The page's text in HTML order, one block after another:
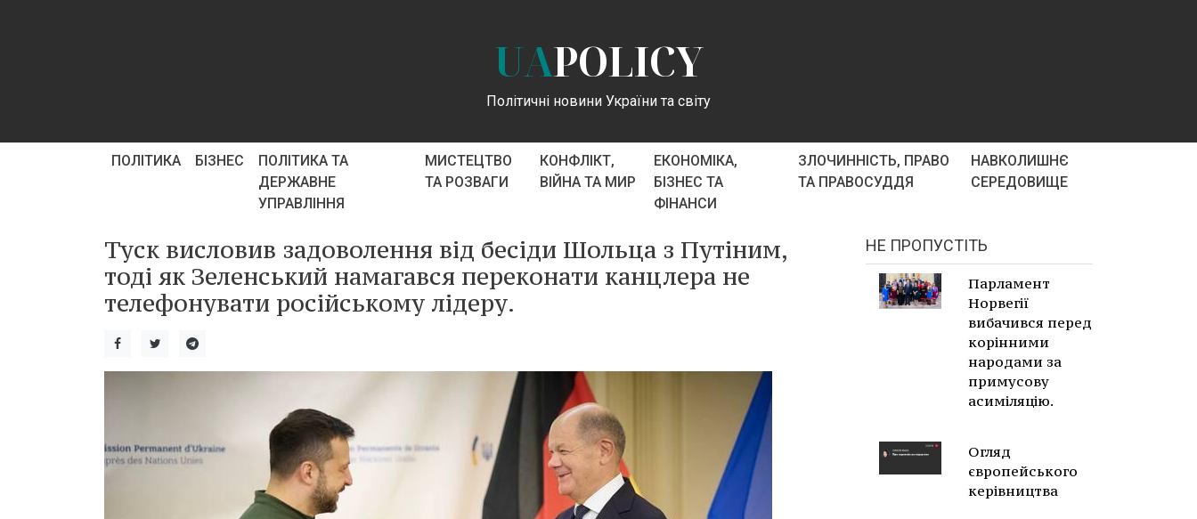
UAPOLICY
Політичні новини України та світу
ПОЛІТИКА БІЗНЕС
ПОЛІТИКА ТА
ДЕРЖАВНЕ
УПРАВЛІННЯ
МИСТЕЦТВО
ТА РОЗВАГИ
КОНФЛІКТ,
ВІЙНА ТА МИР
ЕКОНОМІКА,
БІЗНЕС ТА
ФІНАНСИ
ЗЛОЧИННІСТЬ, ПРАВО
ТА ПРАВОСУДДЯ
НАВКОЛИШНЄ
СЕРЕДОВИЩЕ
Туск висловив задоволення від бесіди Шольца з Путіним,
тоді як Зеленський намагався переконати канцлера не
телефонувати російському лідеру.
НЕ ПРОПУСТІТЬ
Парламент
Норвегії
вибачився перед
корінними
народами за
примусову
асиміляцію.
Огляд
європейського
керівництва